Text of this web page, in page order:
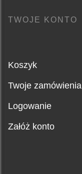
TWOJE KONTO
Koszyk
Twoje zamówienia
Logowanie
Załóż konto